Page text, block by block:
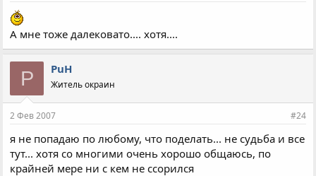
А мне тоже далековато.... хотя....
P PuH
Житель окраин
2 Фев 2007 #24
я не попадаю по любому, что поделать... не судьба и все
тут... хотя со многими очень хорошо общаюсь, по
крайней мере ни с кем не ссорился